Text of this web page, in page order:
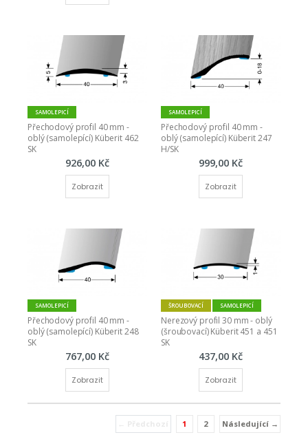
SAMOLEPICÍ
Přechodový profil 40 mm -
oblý (samolepící) Küberit 462
SK
926,00 Kč
Zobrazit
SAMOLEPICÍ
Přechodový profil 40 mm -
oblý (samolepící) Küberit 247
H/SK
999,00 Kč
Zobrazit
SAMOLEPICÍ
Přechodový profil 40 mm -
oblý (samolepící) Küberit 248
SK
767,00 Kč
Zobrazit
ŠROUBOVACÍ SAMOLEPICÍ
Nerezový profil 30 mm - oblý
(šroubovací) Küberit 451 a 451
SK
437,00 Kč
Zobrazit
1(current)
2 Následující →